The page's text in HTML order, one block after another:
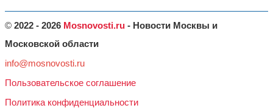
© 2022 - 2026 Mosnovosti.ru - Новости Москвы и
Московской области
info@mosnovosti.ru
Пользовательское соглашение
Политика конфиденциальности